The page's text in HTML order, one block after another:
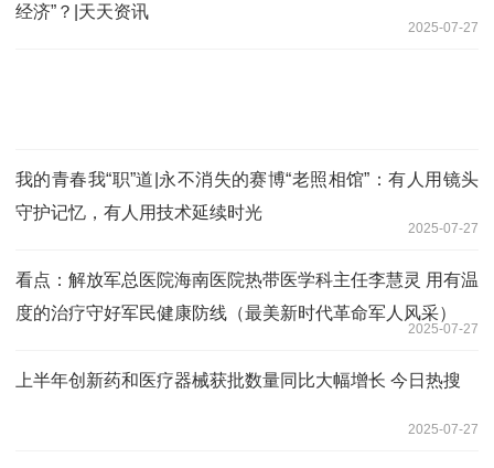
经济”？|天天资讯
2025-07-27
我的青春我“职”道|永不消失的赛博“老照相馆”：有人用镜头
守护记忆，有人用技术延续时光
2025-07-27
看点：解放军总医院海南医院热带医学科主任李慧灵 用有温
度的治疗守好军民健康防线（最美新时代革命军人风采）
2025-07-27
上半年创新药和医疗器械获批数量同比大幅增长 今日热搜
2025-07-27